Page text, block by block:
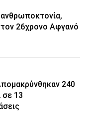
26χρονο Αφγανό
240
σε 13